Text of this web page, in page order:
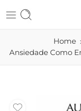
Home
Ansiedade Como